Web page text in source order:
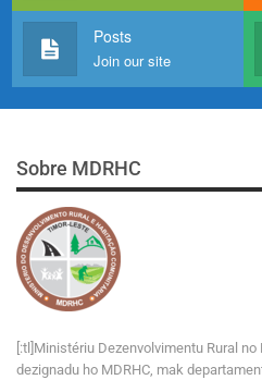
Posts
Join our site
Sobre MDRHC
[:tl]Ministériu Dezenvolvimentu Rural
dezignadu ho MDRHC, mak